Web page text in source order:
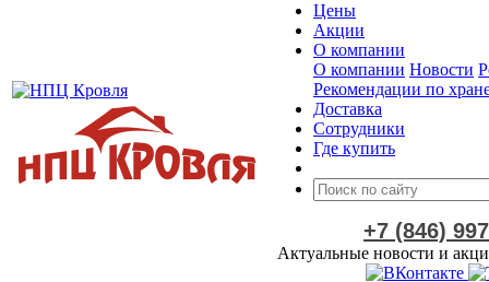
Цены
Акции
О компании
О компании Новости
Рекомендации по
Доставка
Сотрудники
Где купить
+7 (846)
Актуальные новости и